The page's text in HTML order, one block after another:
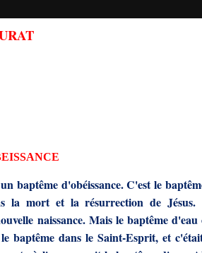
baptême d'obéissance. C'est le
la mort et la résurrection de
naissance. Mais le baptême
baptême dans le Saint-Esprit, et